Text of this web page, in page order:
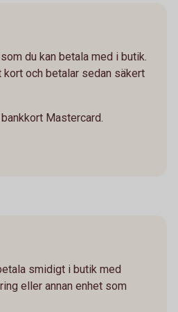
du kan betala med i butik.
och betalar sedan säkert
Mastercard.
smidigt i butik med
eller annan enhet som